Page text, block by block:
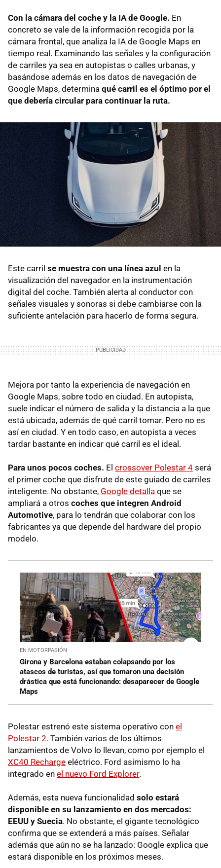
Con la cámara del coche y la IA de Google. En
concreto se vale de la información recogida por la
cámara frontal, que analiza la IA de Google Maps en
tiempo real. Examinando las señales y la configuración
de carriles ya sea en autopistas o calles urbanas, y
basándose además en los datos de navegación de
Google Maps, determina qué carril es el óptimo por el
que debería circular para continuar la ruta.
Este carril se muestra con una línea azul en la
visualización del navegador en la instrumentación
digital del coche. También alerta al conductor con
señales visuales y sonoras si debe cambiarse con la
suficiente antelación para hacerlo de forma segura.
Mejora por tanto la experiencia de navegación en
Google Maps, sobre todo en ciudad. En autopista,
suele indicar el número de salida y la distancia a la que
está ubicada, además de qué carril tomar. Pero no es
así en ciudad. Y en todo caso, en autopista a veces
tardar bastante en indicar qué carril es el ideal.
Para unos pocos coches. El crossover Polestar 4 será
el primer coche que disfrute de este guiado de carriles
inteligente. No obstante, Google detalla que se
ampliará a otros coches que integren Android
Automotive, para lo tendrán que colaborar con los
fabricantes ya que depende del hardware del propio
modelo.
EN MOTORPASIÓN
Girona y Barcelona estaban colapsando por los
atascos de turistas, así que tomaron una decisión
drástica que está funcionando: desaparecer de Google
Maps
Polestar estrenó este sistema operativo con el
Polestar 2. También varios de los últimos
lanzamientos de Volvo lo llevan, como por ejemplo el
XC40 Recharge eléctrico. Ford asimismo lo ha
integrado en el nuevo Ford Explorer.
Además, esta nueva funcionalidad solo estará
disponible en su lanzamiento en dos mercados:
EEUU y Suecia. No obstante, el gigante tecnológico
confirma que se extenderá a más países. Señalar
además que aún no se ha lanzado: Google explica que
estará disponible en los próximos meses.